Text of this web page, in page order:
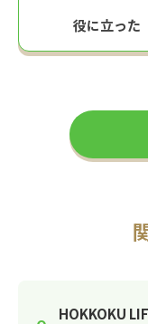
役に立った
HOKKOKU